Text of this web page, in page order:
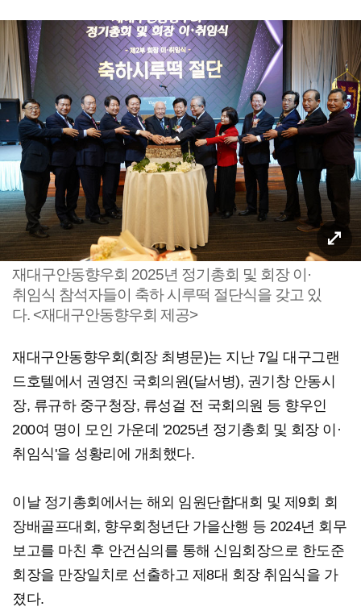
재대구안동향우회 2025년 정기총회 및 회장 이·
취임식 참석자들이 축하 시루떡 절단식을 갖고 있
다. <재대구안동향우회 제공>
재대구안동향우회(회장 최병문)는 지난 7일 대구그랜
드호텔에서 권영진 국회의원(달서병), 권기창 안동시
장, 류규하 중구청장, 류성걸 전 국회의원 등 향우인
200여 명이 모인 가운데 '2025년 정기총회 및 회장 이·
취임식'을 성황리에 개최했다.
이날 정기총회에서는 해외 임원단합대회 및 제9회 회
장배골프대회, 향우회청년단 가을산행 등 2024년 회무
보고를 마친 후 안건심의를 통해 신임회장으로 한도준
회장을 만장일치로 선출하고 제8대 회장 취임식을 가
졌다.